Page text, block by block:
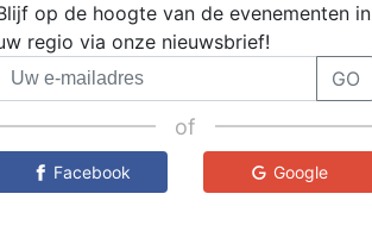
op de hoogte van de evenementen in
regio via onze nieuwsbrief!
GO
of
Facebook Google